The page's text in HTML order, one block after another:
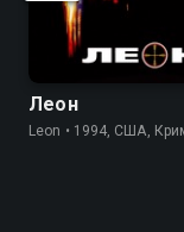
Леон
Leon • 1994, США,